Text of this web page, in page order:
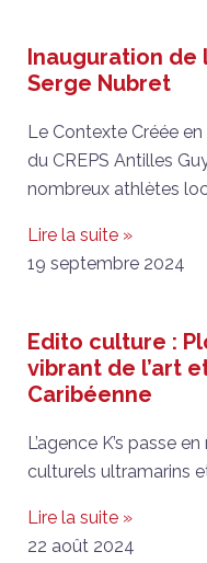
Inauguration de
Serge Nubret
Le Contexte Créée
du CREPS Antilles
nombreux athlètes
Lire la suite »
19 septembre 2024
Edito culture :
vibrant de l’art
Caribéenne
L’agence K’s passe
culturels ultramarins
Lire la suite »
22 août 2024